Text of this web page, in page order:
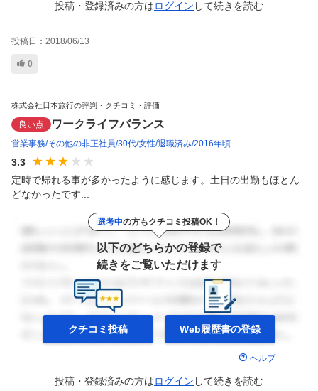
投稿・登録済みの方はログイン して続きを読む
投稿日： 2018/06/13
0
株式会社日本旅行の評判・クチコミ・評価
良い点 ワークライフバランス
営業事務 その他の非正社員 30代 女性 退職済み 2016年頃
3.3
定時で帰れる事が多かったように感じます。土日の出勤もほとん
どなかったです...
選考中の方もクチコミ投稿OK！
以下のどちらかの登録で
続きをご覧いただけます
クチコミ投稿 Web履歴書の登録
ヘルプ
投稿・登録済みの方はログイン して続きを読む